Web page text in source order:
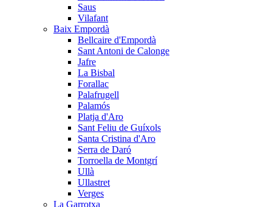
Saus
Vilafant
Baix Empordà
Bellcaire d'Empordà
Sant Antoni de Calonge
Jafre
La Bisbal
Forallac
Palafrugell
Palamós
Platja d'Aro
Sant Feliu de Guíxols
Santa Cristina d'Aro
Serra de Daró
Torroella de Montgrí
Ullà
Ullastret
Verges
La Garrotxa